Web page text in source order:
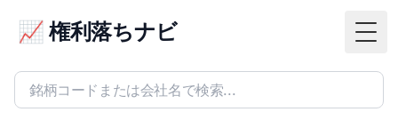
📈 権利落ちナビ